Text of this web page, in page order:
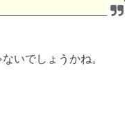
いでしょうかね。